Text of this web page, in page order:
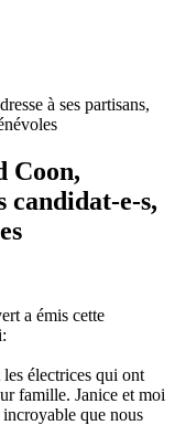
à ses partisans,
Coon,
candidat-e-s,
a émis cette
électrices qui ont
famille. Janice et moi
que nous